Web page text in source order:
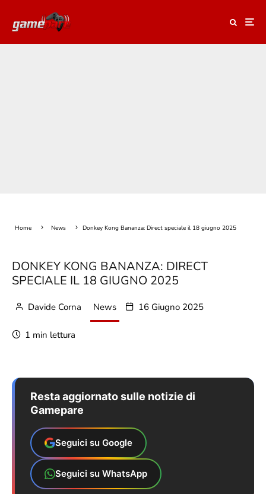
Home News Donkey Kong Bananza: Direct speciale il 18 giugno 2025
DONKEY KONG BANANZA: DIRECT
SPECIALE IL 18 GIUGNO 2025
Davide Corna News 16 Giugno 2025
1 min lettura
Resta aggiornato sulle notizie di
Gamepare
Seguici su Google
Seguici su WhatsApp